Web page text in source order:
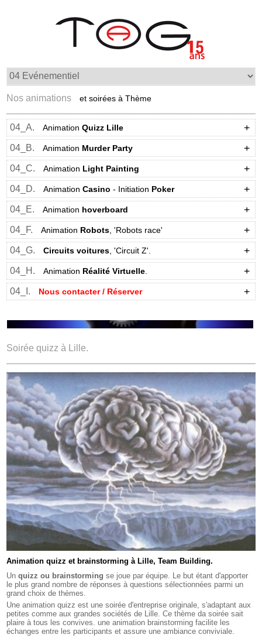
Nos animations et soirées à Thème
04_A. AnimationQuizz Lille
04_B. Animation Murder Party
04_C. Animation Light Painting
04_D. AnimationCasino - Initiation Poker
04_E. Animation hoverboard
04_F. Animation Robots, 'Robots race'
04_G. Circuits voitures, 'Circuit Z'.
04_H. Animation Réalité Virtuelle.
04_I. Nous contacter / Réserver
Soirée quizz à Lille.
Animation quizz et brainstorming à Lille, Team Building.
Unquizz ou brainstorming se joue par équipe. Le but étant d'apporter
le plus grand nombre de réponses à questions sélectionnées parmi un
grand choix de thèmes.
Une animation quizz est une soirée d'entreprise originale, s'adaptant aux
petites comme aux grandes sociétés de Lille. Ce thème da soirée sait
plaire à tous les convives. une animation brainstorming facilite les
échanges entre les participants et assure une ambiance conviviale.